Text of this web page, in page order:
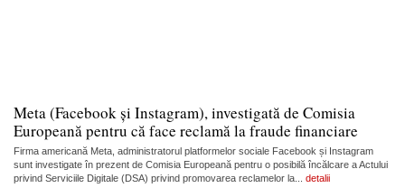
Meta (Facebook și Instagram), investigată de Comisia
Europeană pentru că face reclamă la fraude financiare
Firma americană Meta, administratorul platformelor sociale Facebook și Instagram
sunt investigate în prezent de Comisia Europeană pentru o posibilă încălcare a Actului
privind Serviciile Digitale (DSA) privind promovarea reclamelor la... detalii